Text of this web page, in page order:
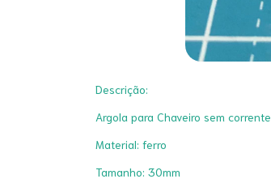
Descrição:
Argola para Chaveiro sem corrente
Material: ferro
Tamanho: 30mm